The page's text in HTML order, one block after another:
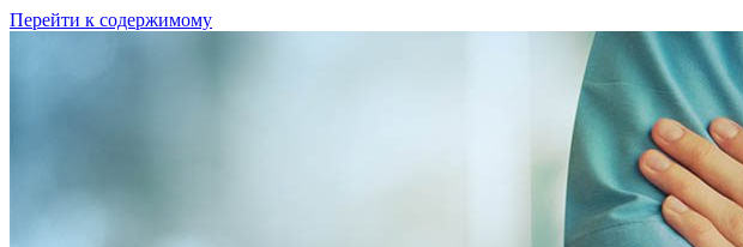
Перейти к содержимому